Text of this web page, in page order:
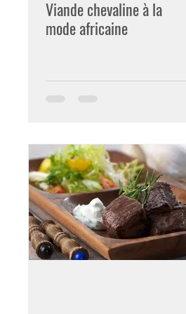
Viande chevaline à la
mode africaine